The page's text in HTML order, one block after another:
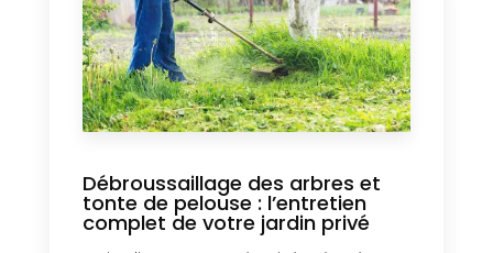
Débroussaillage des arbres et
tonte de pelouse : l’entretien
complet de votre jardin privé